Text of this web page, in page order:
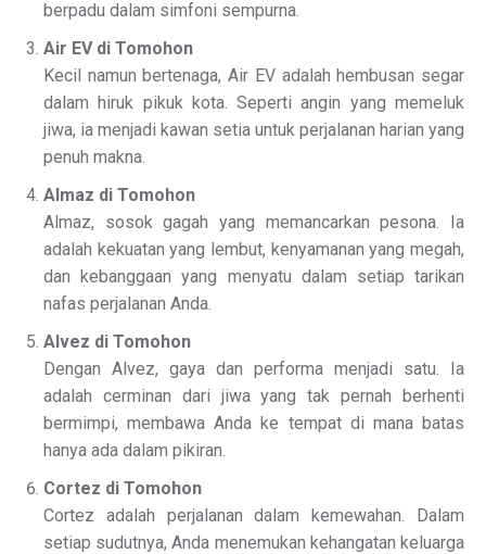
berpadu dalam simfoni sempurna.
Air EV di Tomohon
Kecil namun bertenaga, Air EV adalah hembusan segar
dalam hiruk pikuk kota. Seperti angin yang memeluk
jiwa, ia menjadi kawan setia untuk perjalanan harian yang
penuh makna.
Almaz di Tomohon
Almaz, sosok gagah yang memancarkan pesona. Ia
adalah kekuatan yang lembut, kenyamanan yang megah,
dan kebanggaan yang menyatu dalam setiap tarikan
nafas perjalanan Anda.
Alvez di Tomohon
Dengan Alvez, gaya dan performa menjadi satu. Ia
adalah cerminan dari jiwa yang tak pernah berhenti
bermimpi, membawa Anda ke tempat di mana batas
hanya ada dalam pikiran.
Cortez di Tomohon
Cortez adalah perjalanan dalam kemewahan. Dalam
setiap sudutnya, Anda menemukan kehangatan keluarga